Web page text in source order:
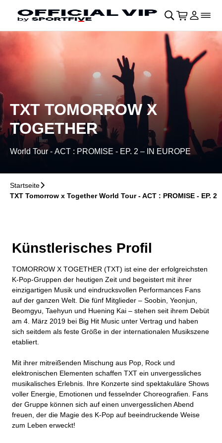
Navigation überspringen􀄫
􀊫 􀍩 Login
􀉩􀌇
TXT TOMORROW X
TOGETHER
World Tour - ACT : PROMISE - EP. 2 – IN EUROPE
Startseite􀆊
TXT Tomorrow x Together World Tour - ACT : PROMISE - EP. 2
Künstlerisches Profil
TOMORROW X TOGETHER (TXT) ist eine der erfolgreichsten
K-Pop-Gruppen der heutigen Zeit und begeistert mit ihrer
einzigartigen Musik und eindrucksvollen Performances Fans
auf der ganzen Welt. Die fünf Mitglieder – Soobin, Yeonjun,
Beomgyu, Taehyun und Huening Kai – stehen seit ihrem Debüt
am 4. März 2019 bei Big Hit Music unter Vertrag und haben
sich seitdem als feste Größe in der internationalen Musikszene
etabliert.
Mit ihrer mitreißenden Mischung aus Pop, Rock und
elektronischen Elementen schaffen TXT ein unvergessliches
musikalisches Erlebnis. Ihre Konzerte sind spektakuläre Shows
voller Energie, Emotionen und fesselnder Choreografien. Fans
der Gruppe können sich auf einen unvergesslichen Abend
freuen, der die Magie des K-Pop auf beeindruckende Weise
zum Leben erweckt!